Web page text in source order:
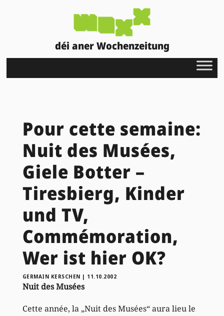
déi aner Wochenzeitung
Pour cette semaine:
Nuit des Musées,
Giele Botter –
Tiresbierg, Kinder
und TV,
Commémoration,
Wer ist hier OK?
GERMAIN KERSCHEN | 11.10.2002
Nuit des Musées
Cette année, la „Nuit des Musées“ aura lieu le